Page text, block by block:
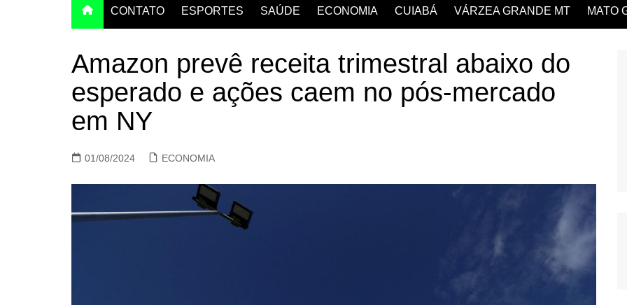
CONTATO ESPORTES SAÚDE ECONOMIA CUIABÁ VÁRZEA GRANDE MT MATO
Amazon prevê receita trimestral abaixo do
esperado e ações caem no pós-mercado
em NY
01/08/2024 ECONOMIA